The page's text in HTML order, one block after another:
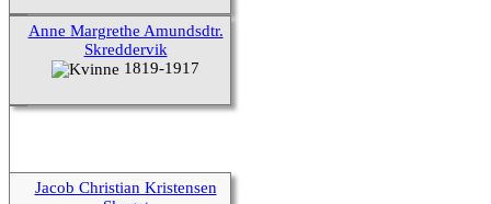
Anne Margrethe Amundsdtr.
Skreddervik
1819-1917
Jacob Christian Kristensen